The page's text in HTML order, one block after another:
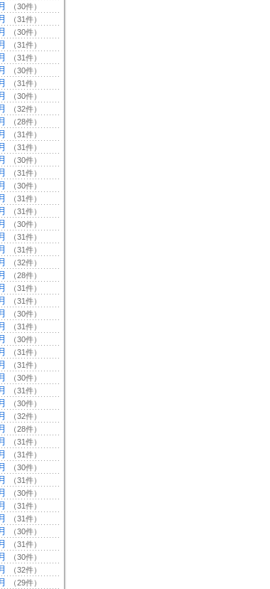
（30件）
（31件）
（30件）
（31件）
（31件）
（30件）
（31件）
（30件）
（32件）
（28件）
（31件）
（31件）
（30件）
（31件）
（30件）
（31件）
（31件）
（30件）
（31件）
（31件）
（32件）
（28件）
（31件）
（31件）
（30件）
（31件）
（30件）
（31件）
（31件）
（30件）
（31件）
（30件）
（32件）
（28件）
（31件）
（31件）
（30件）
（31件）
（30件）
（31件）
（31件）
（30件）
（31件）
（30件）
（32件）
（29件）